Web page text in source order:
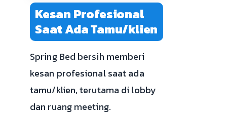
Kesan Profesional
Saat Ada Tamu/klien
Spring Bed bersih memberi
kesan profesional saat ada
tamu/klien, terutama di lobby
dan ruang meeting.